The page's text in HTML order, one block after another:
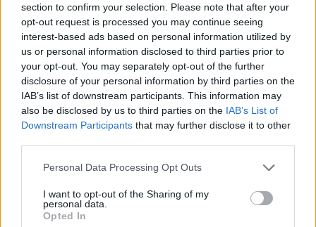
section to confirm your selection. Please note that after your
opt-out request is processed you may continue seeing
interest-based ads based on personal information utilized by
us or personal information disclosed to third parties prior to
your opt-out. You may separately opt-out of the further
disclosure of your personal information by third parties on the
IAB’s list of downstream participants. This information may
also be disclosed by us to third parties on the IAB’s List of
Downstream Participants that may further disclose it to other
Personal Data Processing Opt Outs
I want to opt-out of the Sharing of my
personal data.
Opted In
Az Erste szakértői szerint főleg az exportorientált országok
a nyitott Európai Unió nyertesei, például Magyarország,
Csehország, Szlovákia és Szlovénia, melyek a schengeni
rendszer miatt akadálytalanul tudnak kereskedni Nyugat-
Európával. A bank elemzői szerint ha tényleg veszélybe
kerülne a mostani rendszer és visszaállítanák a
határellenőrzést, akkor az először abban...
KEDVES OLVASÓNK!
tartozik, melynek olvasása előfizetéses
regisztrációhoz kötött.